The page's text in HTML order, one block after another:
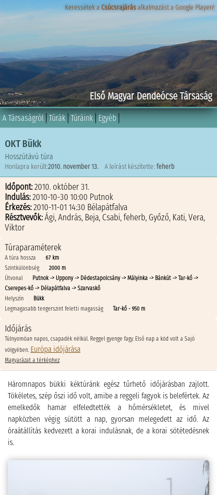
Első Magyar Dendeócse Társaság
Keressétek aCsúcsrajárásalkalmazást a Google Playen!
Keressétek aCsúcsrajárásalkalmazást a Google Playen!
A Társaságról Túrák Túráink Egyéb
OKT Bükk
Hosszútávú túra
Honlapra került:2010. november 13. A leírást készítette: feherb
Időpont:2010. október 31.
Indulás:2010-10-30 10:00 Putnok
Érkezés:2010-11-01 14:30 Bélapátfalva
Résztvevők:Ági,András, Beja, Csabi,feherb, Győző, Kati,Vera,
Viktor
Túraparaméterek
A túra hossza
67 km
Szintkülönbség
2000 m
Útvonal
Putnok -> Uppony -> Dédestapolcsány -> Mályinka -> Bánkút -> Tar-kő ->
Cserepes-kő -> Délapátfalva -> Szarvaskő
Helyszín
Bükk
Legmagasabb tengerszint feletti magasság
Tar-kő - 950 m
Időjárás
Túlnyomóan napos, csapadék nélkül. Reggel gyenge fagy. Első nap a köd volt a Sajó
völgyében. Európa idôjárása
Magyarázat a térképhez
Háromnapos bükki kéktúránk egész tűrhető időjárásban zajlott.
Tökéletes, szép őszi idő volt, amibe a reggeli fagyok is belefértek. Az
emelkedők hamar elfeledtették a hőmérsékletet, és mivel
napközben végig sütött a nap, gyorsan melegedett az idő. Az
óraátállítás kedvezett a korai indulásnak, de a korai sötétedésnek
is.